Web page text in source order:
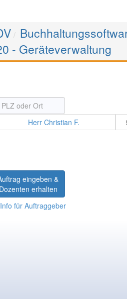
- Geräteverwaltung
Herr Christian F.
eingeben &
Dozenten erhalten
Info für Auftraggeber